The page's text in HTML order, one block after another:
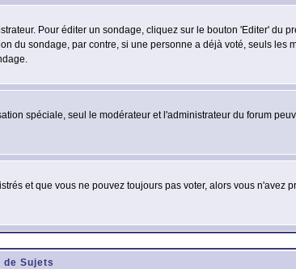
Pour éditer un sondage, cliquez sur le bouton 'Editer' du
du sondage, par contre, si une personne a déjà voté, seuls les
spéciale, seul le modérateur et l'administrateur du forum
et que vous ne pouvez toujours pas voter, alors vous n'avez
de Sujets